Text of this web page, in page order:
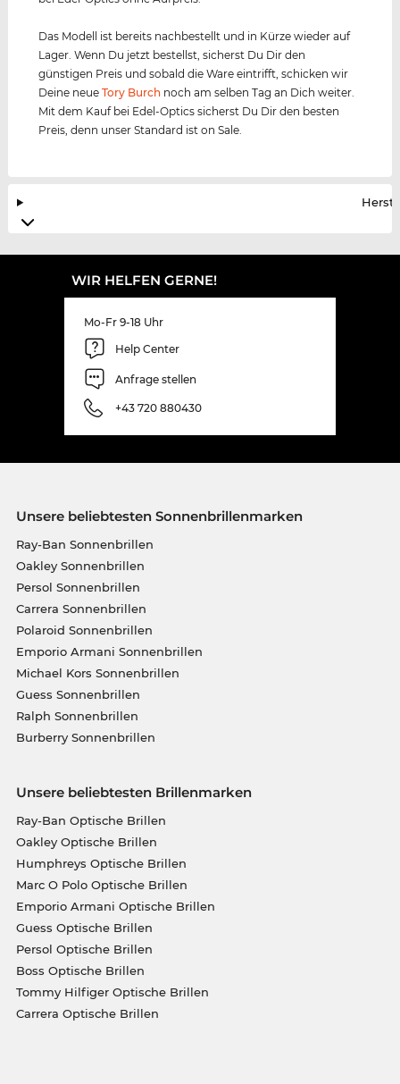
Das Modell ist bereits nachbestellt und in Kürze wieder auf
Lager. Wenn Du jetzt bestellst, sicherst Du Dir den
günstigen Preis und sobald die Ware eintrifft, schicken wir
Deine neueTory Burch noch am selben Tag an Dich weiter.
Mit dem Kauf bei Edel-Optics sicherst Du Dir den besten
Preis, denn unser Standard ist on Sale.
WIR HELFEN GERNE!
Mo-Fr 9-18 Uhr
Help Center
Anfrage stellen
+43 720 880430
Unsere beliebtesten Sonnenbrillenmarken
Ray-Ban Sonnenbrillen
Oakley Sonnenbrillen
Persol Sonnenbrillen
Carrera Sonnenbrillen
Polaroid Sonnenbrillen
Emporio Armani Sonnenbrillen
Michael Kors Sonnenbrillen
Guess Sonnenbrillen
Ralph Sonnenbrillen
Burberry Sonnenbrillen
Unsere beliebtesten Brillenmarken
Ray-Ban Optische Brillen
Oakley Optische Brillen
Humphreys Optische Brillen
Marc O Polo Optische Brillen
Emporio Armani Optische Brillen
Guess Optische Brillen
Persol Optische Brillen
Boss Optische Brillen
Tommy Hilfiger Optische Brillen
Carrera Optische Brillen